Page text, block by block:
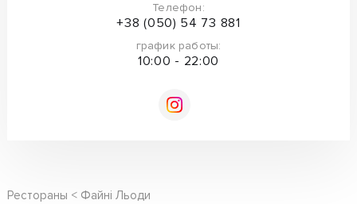
Телефон:
+38 (050) 54 73 881
график работы:
10:00 - 22:00
Рестораны Файні Льоди